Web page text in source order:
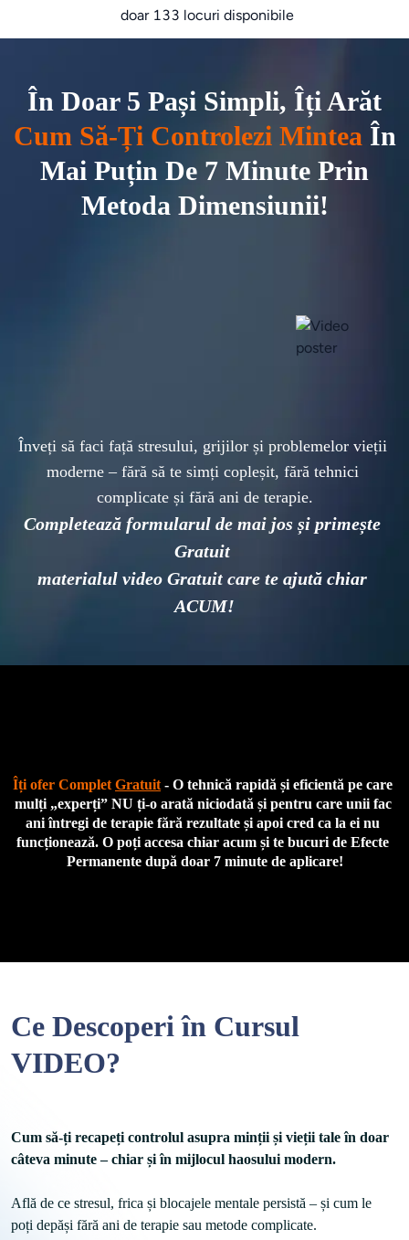
doar 133 locuri disponibile
În Doar 5 Pași Simpli, Îți Arăt
Cum Să-Ți Controlezi Mintea În
Mai Puțin De 7 Minute Prin
Metoda Dimensiunii!
Înveți să faci față stresului, grijilor și problemelor vieții
moderne – fără să te simți copleșit, fără tehnici
Completează formularul de mai jos și primește
Gratuit
materialul video Gratuit care te ajută chiar
ACUM!
Îți ofer Complet Gratuit - O tehnică rapidă și eficientă pe care
mulți „experți” NU ți-o arată niciodată și pentru care unii fac
ani întregi de terapie fără rezultate și apoi cred ca la ei nu
funcționează. O poți accesa chiar acum și te bucuri de Efecte
Permanente după doar 7 minute de aplicare!
Ce Descoperi în Cursul
VIDEO?
Cum să-ți recapeți controlul asupra minții și vieții tale în doar
câteva minute – chiar și în mijlocul haosului modern.
Află de ce stresul, frica și blocajele mentale persistă – și cum le
poți depăși fără ani de terapie sau metode complicate.